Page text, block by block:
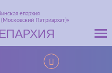
епархия
Патриархат)»